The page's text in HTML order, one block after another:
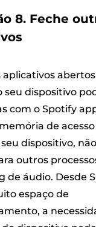
8. Feche
aplicativos
seu dispositivo
com o Spotify
de
seu dispositivo,
outros
de áudio. Desde
espaço de
a